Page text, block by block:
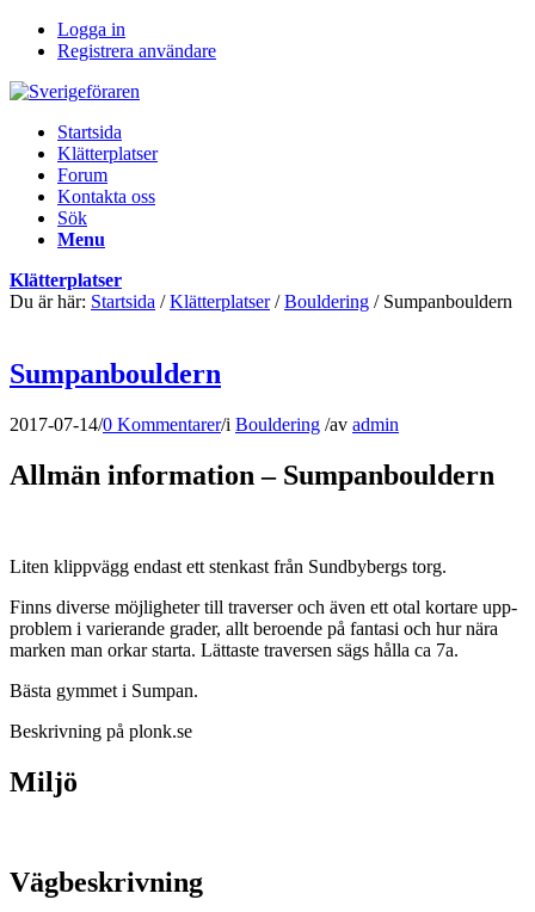
Logga in
Registrera användare
Startsida
Klätterplatser
Forum
Kontakta oss
Sök
Menu
Klätterplatser
Du är här: Startsida / Klätterplatser / Bouldering / Sumpanbouldern
Sumpanbouldern
2017-07-14/0 Kommentarer/i Bouldering /av admin
Allmän information – Sumpanbouldern
Liten klippvägg endast ett stenkast från Sundbybergs torg.
Finns diverse möjligheter till traverser och även ett otal kortare upp-
problem i varierande grader, allt beroende på fantasi och hur nära
marken man orkar starta. Lättaste traversen sägs hålla ca 7a.
Bästa gymmet i Sumpan.
Beskrivning på plonk.se
Miljö
Vägbeskrivning